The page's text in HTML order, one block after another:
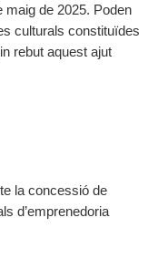
maig de 2025. Poden
culturals constituïdes
rebut aquest ajut
la concessió de
d’emprenedoria